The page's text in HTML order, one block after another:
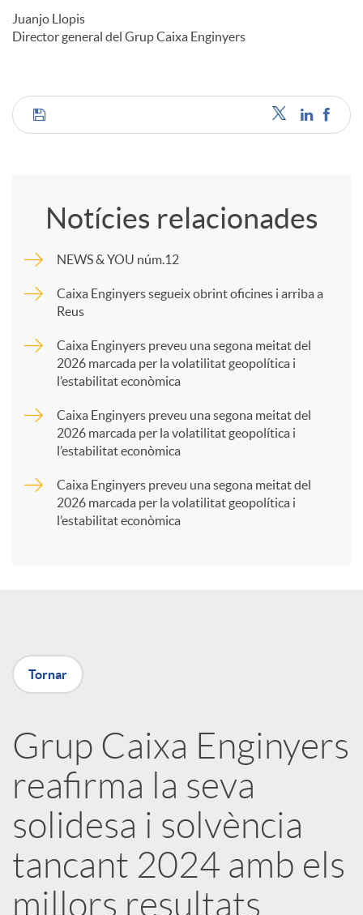
Juanjo Llopis
Director general del Grup Caixa Enginyers
C
p
a
X
r
x
e
Notícies relacionades
NEWS & YOU núm.12
Caixa Enginyers segueix obrint oficines i arriba a
Reus
Caixa Enginyers preveu una segona meitat del
2026 marcada per la volatilitat geopolítica i
l’estabilitat econòmica
Caixa Enginyers preveu una segona meitat del
2026 marcada per la volatilitat geopolítica i
l’estabilitat econòmica
Caixa Enginyers preveu una segona meitat del
2026 marcada per la volatilitat geopolítica i
l’estabilitat econòmica
Tornar
Grup Caixa Enginyers
reafirma la seva
solidesa i solvència
tancant 2024 amb els
millors resultats